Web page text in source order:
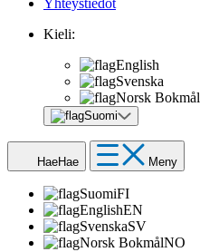
Yhteystiedot
Kieli:
English
Svenska
Norsk Bokmål
Suomi
HaeHae Meny
SuomiFI
EnglishEN
SvenskaSV
Norsk BokmålNO